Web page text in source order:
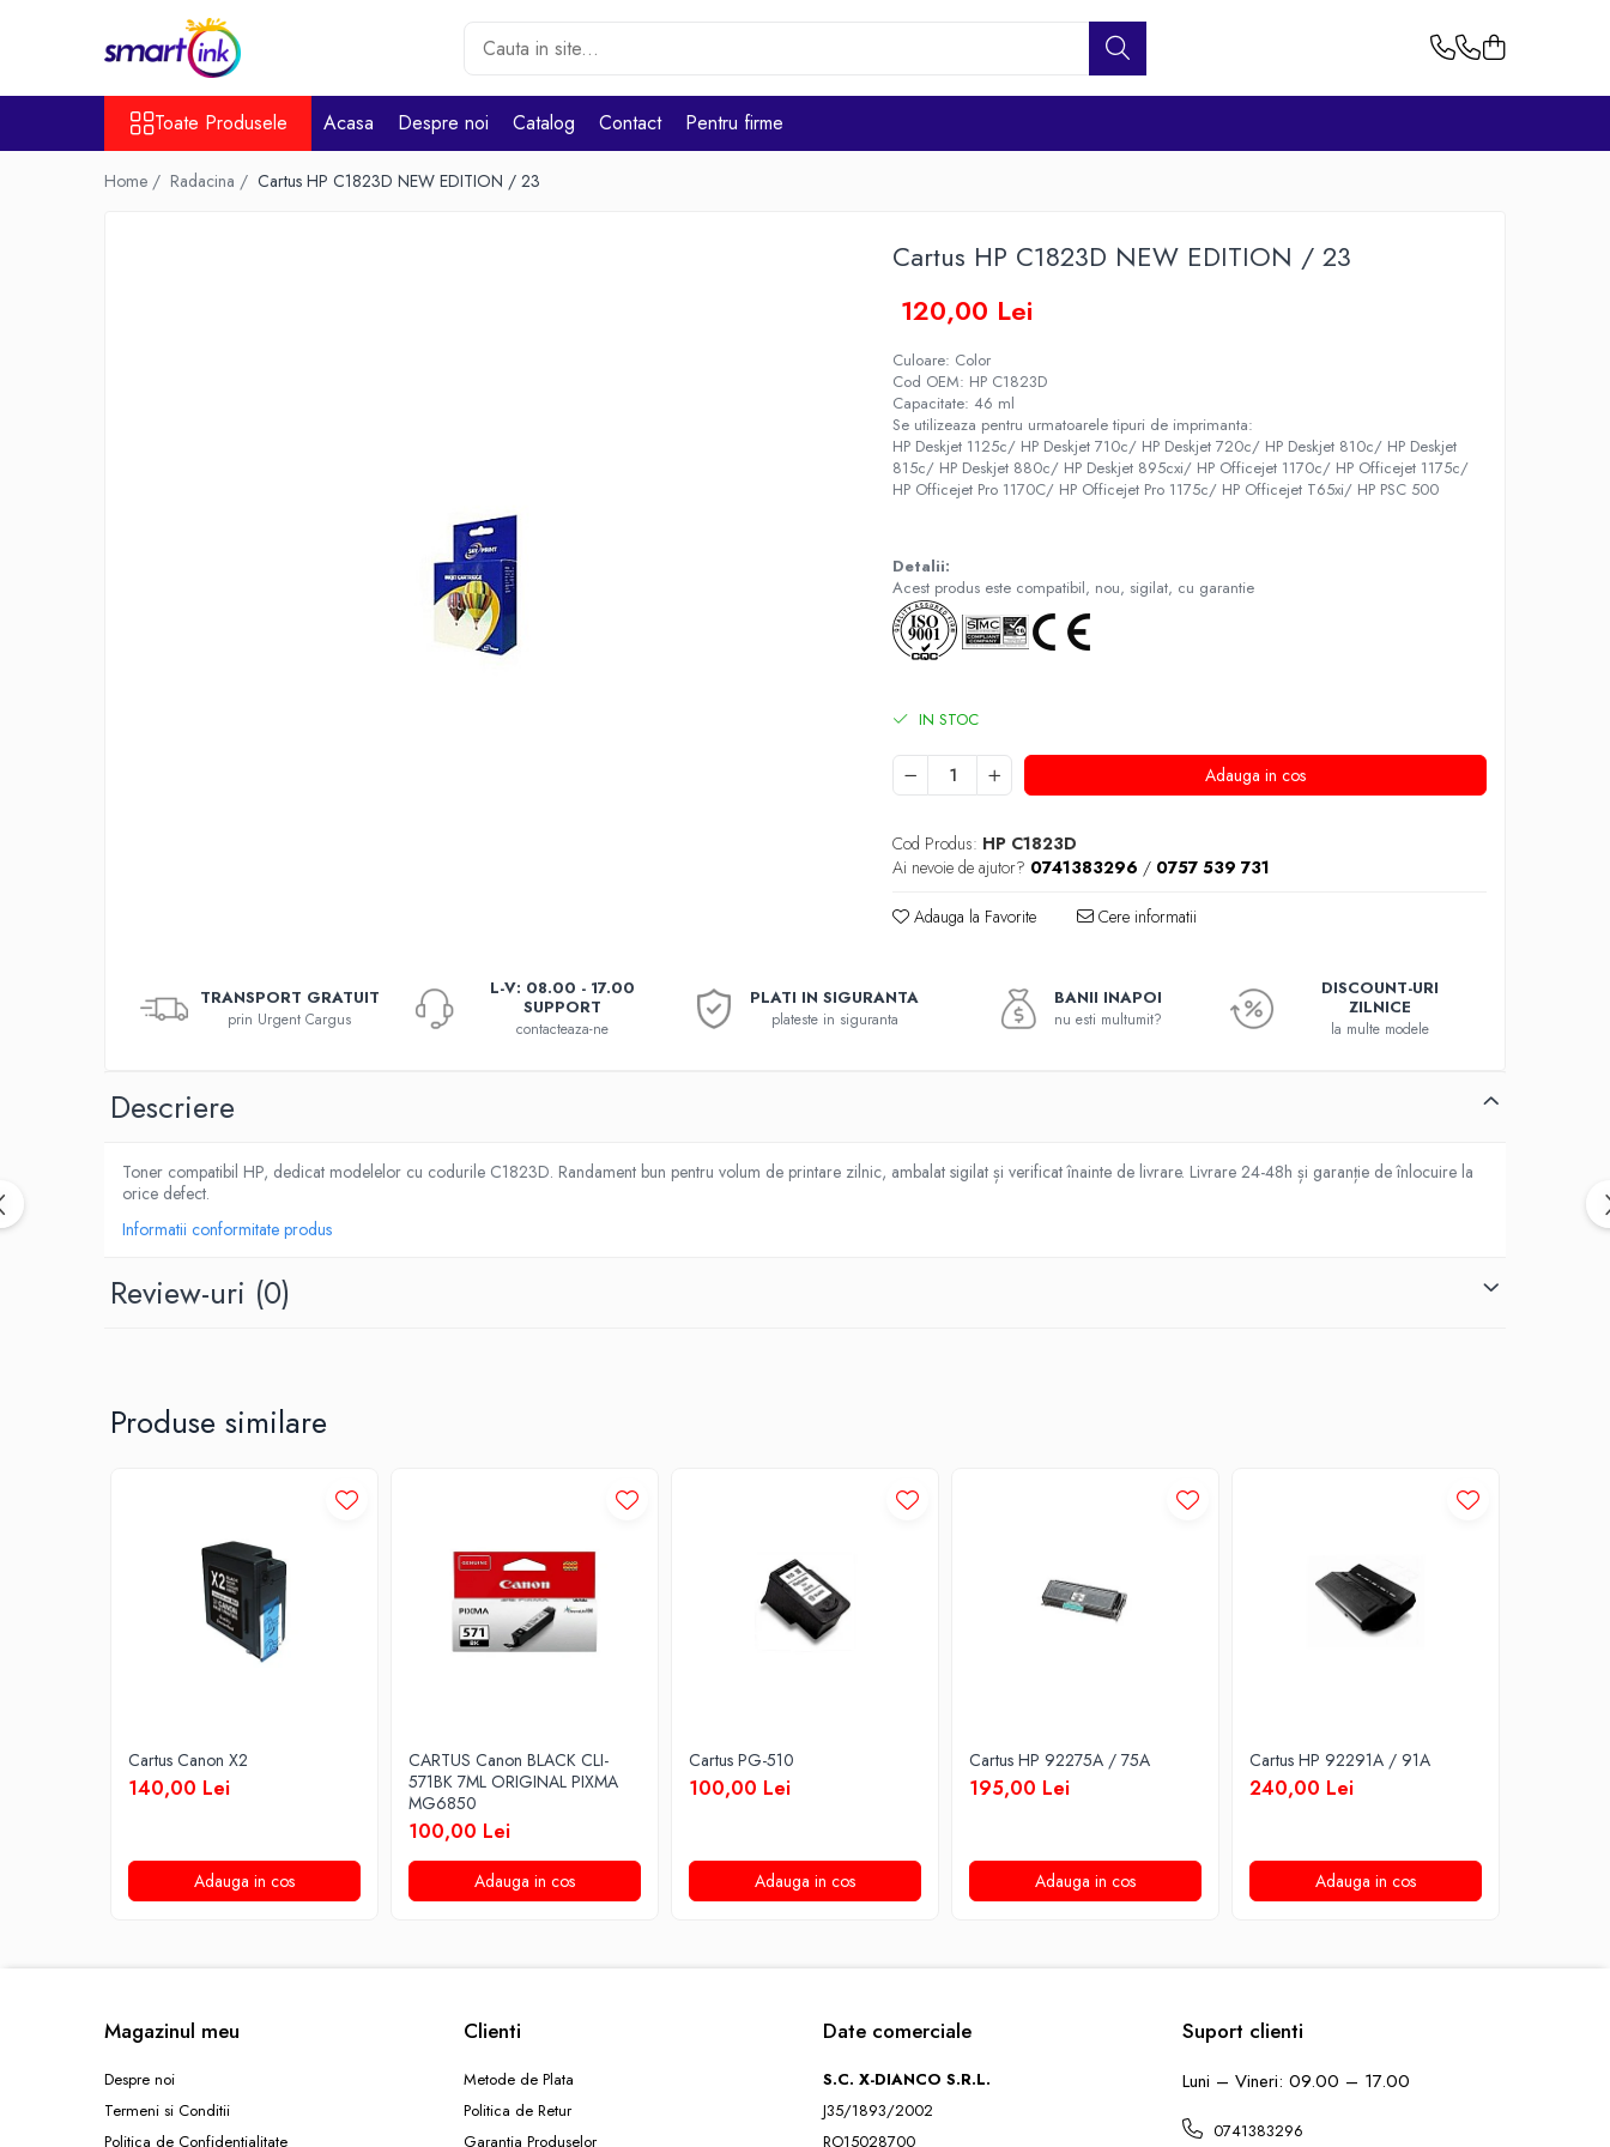
Toate Produsele Acasa Despre noi Catalog Contact Pentru firme
Home / Radacina / Cartus HP C1823D NEW EDITION / 23
Cartus HP C1823D NEW EDITION / 23
120,00 Lei
Culoare: Color
Cod OEM: HP C1823D
Capacitate: 46 ml
Se utilizeaza pentru urmatoarele tipuri de imprimanta:
HP Deskjet 1125c/ HP Deskjet 710c/ HP Deskjet 720c/ HP Deskjet 810c/ HP Deskjet
815c/ HP Deskjet 880c/ HP Deskjet 895cxi/ HP Officejet 1170c/ HP Officejet 1175c/
HP Officejet Pro 1170C/ HP Officejet Pro 1175c/ HP Officejet T65xi/ HP PSC 500
Detalii:
Acest produs este compatibil, nou, sigilat, cu garantie
IN STOC
Adauga in cos
Cod Produs: HP C1823D
Ai nevoie de ajutor? 0741383296 / 0757 539 731
Adauga la Favorite Cere informatii
TRANSPORT GRATUIT
prin Urgent Cargus
L-V: 08.00 - 17.00
SUPPORT
contacteaza-ne
PLATI IN SIGURANTA
plateste in siguranta
BANII INAPOI
nu esti multumit?
DISCOUNT-URI
ZILNICE
la multe modele
Descriere
Toner compatibil HP, dedicat modelelor cu codurile C1823D. Randament bun pentru volum de printare zilnic, ambalat sigilat și verificat înainte de livrare. Livrare 24-48h și garanție de înlocuire la
orice defect.
Informatii conformitate produs
Review-uri (0)
Produse similare
Cartus Canon X2
140,00 Lei
Adauga in cos
CARTUS Canon BLACK CLI-
571BK 7ML ORIGINAL PIXMA
MG6850
100,00 Lei
Adauga in cos
Cartus PG-510
100,00 Lei
Adauga in cos
Cartus HP 92275A / 75A
195,00 Lei
Adauga in cos
Cartus HP 92291A / 91A
240,00 Lei
Adauga in cos
Magazinul meu
Despre noi
Termeni si Conditii
Politica de Confidentialitate
Clienti
Metode de Plata
Politica de Retur
Garantia Produselor
Date comerciale
S.C. X-DIANCO S.R.L.
J35/1893/2002
RO15028700
Suport clienti
Luni – Vineri: 09.00 – 17.00
0741383296